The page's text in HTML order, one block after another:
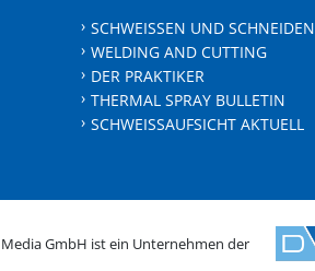
SCHWEISSEN UND SCHNEIDEN
WELDING AND CUTTING
DER PRAKTIKER
THERMAL SPRAY BULLETIN
SCHWEISSAUFSICHT AKTUELL
Media GmbH ist ein Unternehmen der